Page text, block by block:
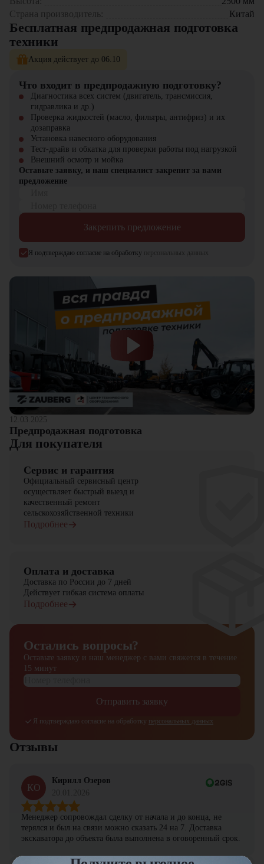
Лесозаготовительные предприятия
Карьеры и горные участки
Сельское хозяйство (поля, фермы, элеваторы)
Площадки на открытом воздухе в любую погоду
Почему стоит выбрать JAC CPCD35R-4WD (X)?
Дизельный вилочный погрузчик JAC CPCD35R-4WD (X)
адаптирован для работы в самых сложных условиях
Полноприводная трансмиссия обеспечивает непрерывную
работу на любом типе поверхности
Высокий уровень безопасности и устойчивости при
транспортировке тяжелых грузов
Простое управление и удобство эксплуатации
Надежность и долговечность от проверенного производителя
JAC
У нас вы найдете: широкий выбор спецтехники, вилочных
погрузчиков, малой складской техники, навесного оборудования,
запчасти для долгосрочной эксплуатации, профессиональные
консультации по выбору техники.
Страна производитель:
Китай
Бесплатная предпродажная подготовка
техники
Акция действует до 06.10
Что входит в предпродажную подготовку?
Диагностика всех систем (двигатель, трансмиссия,
гидравлика и др.)
Проверка жидкостей (масло, фильтры, антифриз) и их
дозаправка
Установка навесного оборудования
Тест-драйв и обкатка для проверки работы под нагрузкой
Внешний осмотр и мойка
Оставьте заявку, и наш специалист закрепит за вами
предложение
Закрепить предложение
Я подтверждаю согласие на обработку персональных данных
12.03.2025
Предпродажная подготовка
Для покупателя
Сервис и гарантия
Официальный сервисный центр
осуществляет быстрый выезд и
качественный ремонт
сельскохозяйственной техники
Подробнее
Оплата и доставка
Доставка по России до 7 дней
Действует гибкая система оплаты
Подробнее
Остались вопросы?
Оставьте заявку и наш менеджер с вами свяжется в течение
15 минут
Отправить заявку
Я подтверждаю согласие на обработку персональных данных
Отзывы
КО
Кирилл Озеров
Менеджер сопровождал сделку от начала и до конца, не
терялся и был на связи можно сказать 24 на 7. Доставка
экскаватора до объекта была выполнена в оговоренный срок.